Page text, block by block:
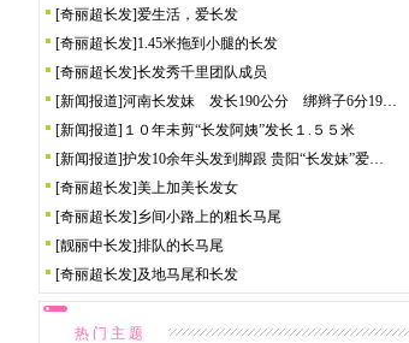
[奇丽超长发]爱生活，爱长发
[奇丽超长发]1.45米拖到小腿的长发
[奇丽超长发]长发秀千里团队成员
[新闻报道]河南长发妹 发长190公分 绑辫子6分19…
[新闻报道] １０年未剪“长发阿姨”发长１.５５米
[新闻报道]护发10余年头发到脚跟 贵阳“长发妹”爱…
[奇丽超长发]美上加美长发女
[奇丽超长发] 乡间小路上的粗长马尾
[靓丽中长发]排队的长马尾
[奇丽超长发]及地马尾和长发
热 门 主 题